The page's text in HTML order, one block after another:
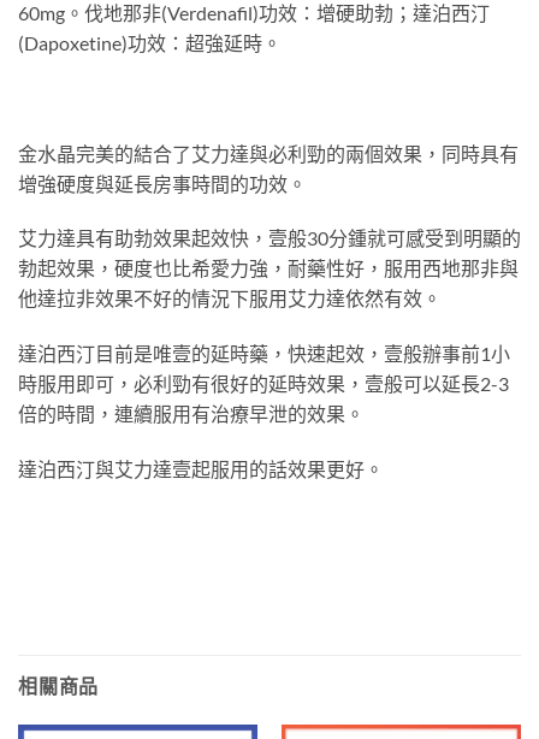
60mg。伐地那非(Verdenafil)功效：增硬助勃；達泊西汀
(Dapoxetine)功效：超強延時。
金水晶完美的結合了艾力達與必利勁的兩個效果，同時具有
增強硬度與延長房事時間的功效。
艾力達具有助勃效果起效快，壹般30分鍾就可感受到明顯的
勃起效果，硬度也比希愛力強，耐藥性好，服用西地那非與
他達拉非效果不好的情況下服用艾力達依然有效。
達泊西汀目前是唯壹的延時藥，快速起效，壹般辦事前1小
時服用即可，必利勁有很好的延時效果，壹般可以延長2-3
倍的時間，連續服用有治療早泄的效果。
達泊西汀與艾力達壹起服用的話效果更好。
相關商品